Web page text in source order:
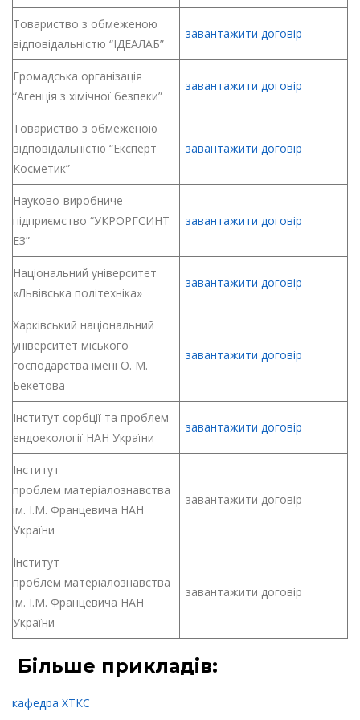
Товариство з обмеженою
відповідальністю “ІДЕАЛАБ”
завантажити договір
Громадська організація
“Агенція з хімічної безпеки”
завантажити договір
Товариство з обмеженою
відповідальністю “Експерт
Косметик”
завантажити договір
Науково-виробниче
підприємство “УКРОРГСИНТ
ЕЗ”
завантажити договір
Національний університет
«Львівська політехніка»
завантажити договір
Харківський національний
університет міського
господарства імені О. М.
Бекетова
завантажити договір
Інститут сорбції та проблем
ендоекології НАН України
завантажити договір
Інститут
проблем матеріалознавства
ім. І.М. Францевича НАН
України
завантажити договір
Інститут
проблем матеріалознавства
ім. І.М. Францевича НАН
України
завантажити договір
Більше прикладів:
кафедра ХТКС